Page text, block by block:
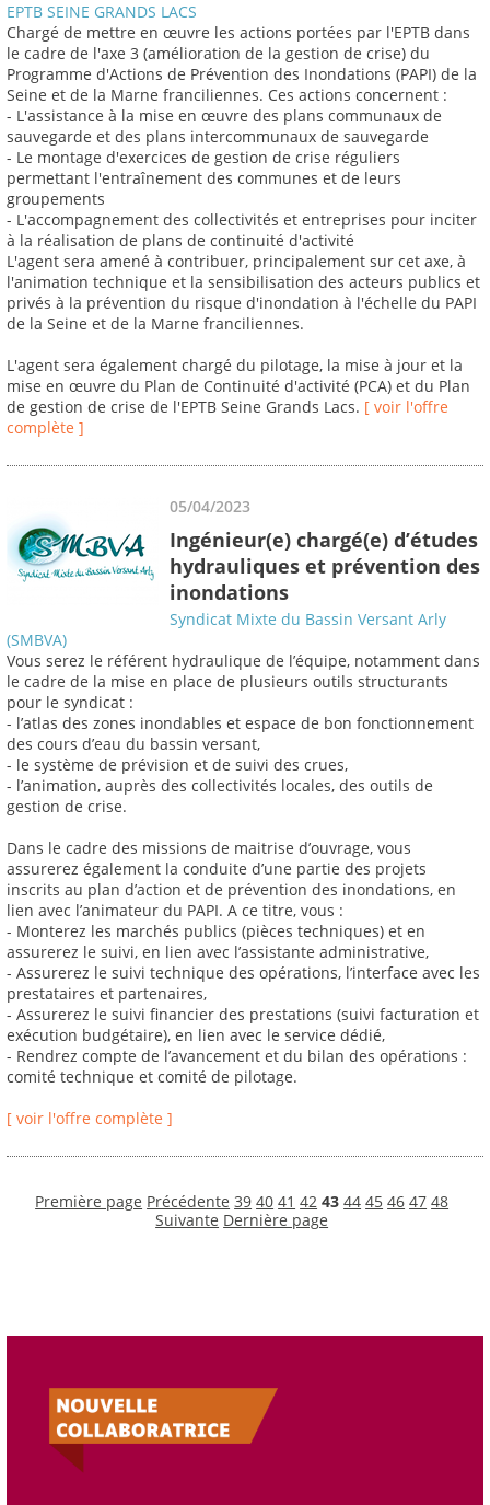
EPTB SEINE GRANDS LACS
Chargé de mettre en œuvre les actions portées par l'EPTB dans
le cadre de l'axe 3 (amélioration de la gestion de crise) du
Programme d'Actions de Prévention des Inondations (PAPI) de la
Seine et de la Marne franciliennes. Ces actions concernent :
- L'assistance à la mise en œuvre des plans communaux de
sauvegarde et des plans intercommunaux de sauvegarde
- Le montage d'exercices de gestion de crise réguliers
permettant l'entraînement des communes et de leurs
groupements
- L'accompagnement des collectivités et entreprises pour inciter
à la réalisation de plans de continuité d'activité
L'agent sera amené à contribuer, principalement sur cet axe, à
l'animation technique et la sensibilisation des acteurs publics et
privés à la prévention du risque d'inondation à l'échelle du PAPI
de la Seine et de la Marne franciliennes.
L'agent sera également chargé du pilotage, la mise à jour et la
mise en œuvre du Plan de Continuité d'activité (PCA) et du Plan
de gestion de crise de l'EPTB Seine Grands Lacs. [ voir l'offre
complète ]
05/04/2023
Ingénieur(e) chargé(e) d’études
hydrauliques et prévention des
inondations
Syndicat Mixte du Bassin Versant Arly
(SMBVA)
Vous serez le référent hydraulique de l’équipe, notamment dans
le cadre de la mise en place de plusieurs outils structurants
pour le syndicat :
- l’atlas des zones inondables et espace de bon fonctionnement
des cours d’eau du bassin versant,
- le système de prévision et de suivi des crues,
- l’animation, auprès des collectivités locales, des outils de
gestion de crise.
Dans le cadre des missions de maitrise d’ouvrage, vous
assurerez également la conduite d’une partie des projets
inscrits au plan d’action et de prévention des inondations, en
lien avec l’animateur du PAPI. A ce titre, vous :
- Monterez les marchés publics (pièces techniques) et en
assurerez le suivi, en lien avec l’assistante administrative,
- Assurerez le suivi technique des opérations, l’interface avec les
prestataires et partenaires,
- Assurerez le suivi financier des prestations (suivi facturation et
exécution budgétaire), en lien avec le service dédié,
- Rendrez compte de l’avancement et du bilan des opérations :
comité technique et comité de pilotage.
[ voir l'offre complète ]
Première page Précédente 39 40 41 42 43 44 45 46 47 48
Suivante Dernière page